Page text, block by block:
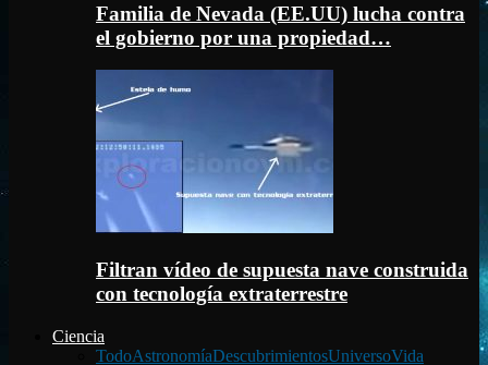
Familia de Nevada (EE.UU) lucha contra
el gobierno por una propiedad…
Filtran vídeo de supuesta nave construida
con tecnología extraterrestre
Ciencia
TodoAstronomíaDescubrimientosUniversoVida